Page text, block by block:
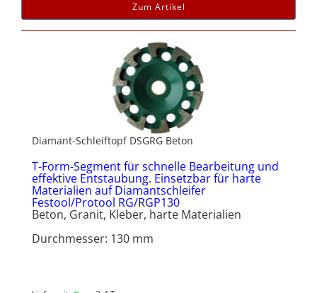
Zum Artikel
Diamant-Schleiftopf DSGRG Beton
T-Form-Segment für schnelle Bearbeitung und
effektive Entstaubung. Einsetzbar für harte
Materialien auf Diamantschleifer
Festool/Protool RG/RGP130
Beton, Granit, Kleber, harte Materialien
Durchmesser: 130 mm